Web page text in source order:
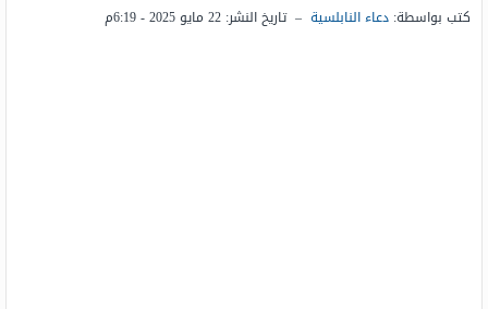
كتب بواسطة: دعاء النابلسية – تاريخ النشر: 22 مايو 2025 - 6:19م